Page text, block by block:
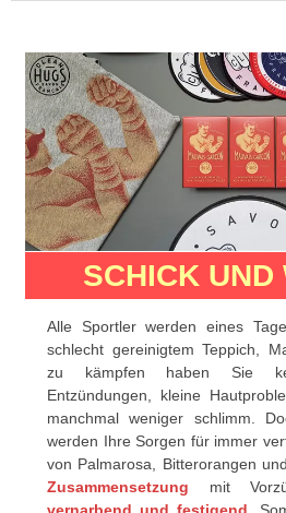
SCHICK UND
Alle Sportler werden eines
schlecht gereinigtem Teppich,
zu kämpfen haben Sie
Entzündungen, kleine
manchmal weniger schlimm.
werden Ihre Sorgen für immer
von Palmarosa, Bitterorangen
Zusammensetzung
mit
vernarbend und festigend .